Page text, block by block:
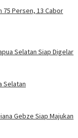
75 Persen, 13 Cabor
Selatan Siap Digelar
Selatan
Gebze Siap Majukan